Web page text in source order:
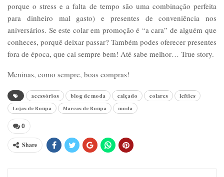
porque o stress e a falta de tempo são uma combinação perfeita
para dinheiro mal gasto) e presentes de conveniência nos
aniversários. Se este colar em promoção é “a cara” de alguém que
conheces, porquê deixar passar? Também podes oferecer presentes
fora de época, que cai sempre bem! Até sabe melhor… True story.
Meninas, como sempre, boas compras!
acessórios blog de moda calçado colares
lefties
Lojas de Roupa
Marcas de Roupa moda
0
Share